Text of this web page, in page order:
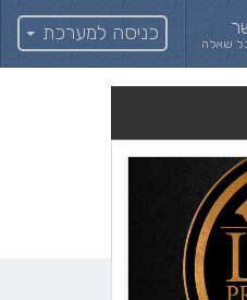
שאלה כניסה למערכת